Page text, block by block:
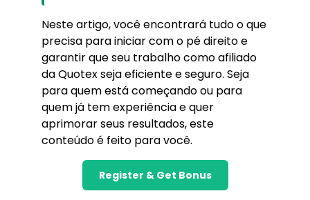
Neste artigo, você encontrará tudo o que
precisa para iniciar com o pé direito e
garantir que seu trabalho como afiliado
da Quotex seja eficiente e seguro. Seja
para quem está começando ou para
quem já tem experiência e quer
aprimorar seus resultados, este
conteúdo é feito para você.
Register & Get Bonus